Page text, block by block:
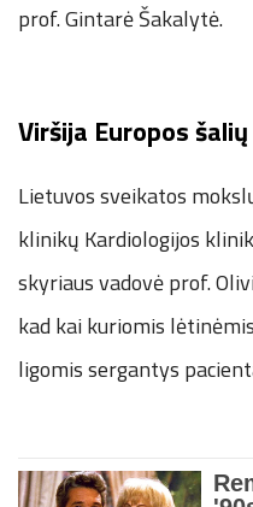
prof. Gintarė Šakalytė.
Viršija Europos
Lietuvos sveikatos
klinikų Kardiologijos
skyriaus vadovė prof.
kad kai kuriomis
ligomis sergantys